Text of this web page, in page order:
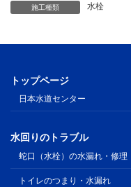
施工種類 水栓
トップページ
日本水道センター
水回りのトラブル
蛇口（水栓）の水漏れ・修理
トイレのつまり・水漏れ